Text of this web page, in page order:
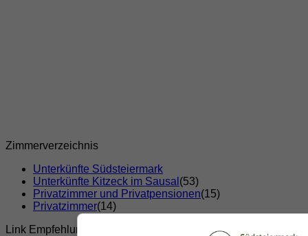
Zimmerverzeichnis
Unterkünfte Südsteiermark
Unterkünfte Kitzeck im Sausal (53)
Privatzimmer und Privatpensionen(15)
Privatzimmer(14)
Link Empfehlungen